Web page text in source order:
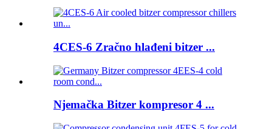
4CES-6 Zračno hlađeni bitzer ...
Njemačka Bitzer kompresor 4 ...